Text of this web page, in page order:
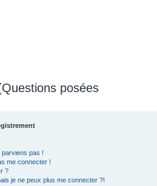
posées
parviens pas !
me connecter !
?
je ne peux plus me connecter ?!